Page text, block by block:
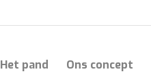
Het pand Ons concept